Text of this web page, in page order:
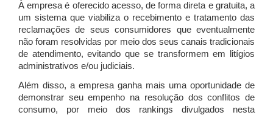
À empresa é oferecido acesso, de forma direta e gratuita, a
um sistema que viabiliza o recebimento e tratamento das
reclamações de seus consumidores que eventualmente
não foram resolvidas por meio dos seus canais tradicionais
de atendimento, evitando que se transformem em litígios
administrativos e/ou judiciais.
Além disso, a empresa ganha mais uma oportunidade de
demonstrar seu empenho na resolução dos conflitos de
consumo, por meio dos rankings divulgados nesta